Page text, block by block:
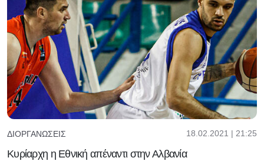
ΔΙΟΡΓΑΝΏΣΕΙΣ 18.02.2021 | 21:25
Κυρίαρχη η Εθνική απέναντι στην Αλβανία